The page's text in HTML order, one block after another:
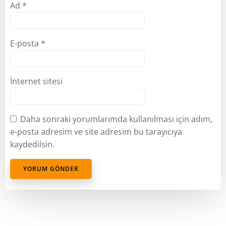
Ad *
E-posta *
İnternet sitesi
Daha sonraki yorumlarımda kullanılması için adım,
e-posta adresim ve site adresim bu tarayıcıya
kaydedilsin.